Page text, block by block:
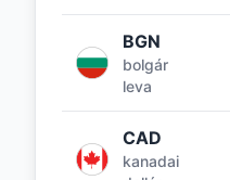
BGN
bolgár
leva
CAD
kanadai